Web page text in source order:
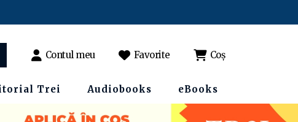
Contul meu Favorite Coș
Trei Audiobooks eBooks